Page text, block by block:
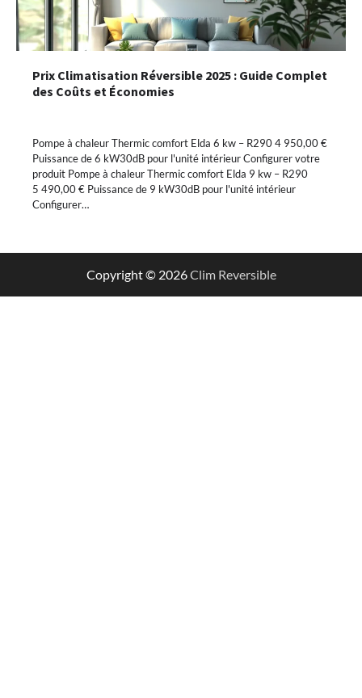
Prix Climatisation Réversible 2025 : Guide Complet
des Coûts et Économies
Pompe à chaleur Thermic comfort Elda 6 kw – R290 4 950,00 €
Puissance de 6 kW30dB pour l'unité intérieur Configurer votre
produit Pompe à chaleur Thermic comfort Elda 9 kw – R290
5 490,00 € Puissance de 9 kW30dB pour l'unité intérieur
Configurer…
Copyright © 2026Clim Reversible